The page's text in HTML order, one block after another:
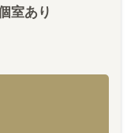
室あり